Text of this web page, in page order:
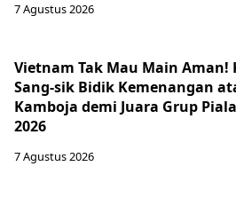
7 Agustus 2026
Vietnam Tak Mau Main Aman!
Sang-sik Bidik Kemenangan
Kamboja demi Juara Grup Piala
2026
7 Agustus 2026